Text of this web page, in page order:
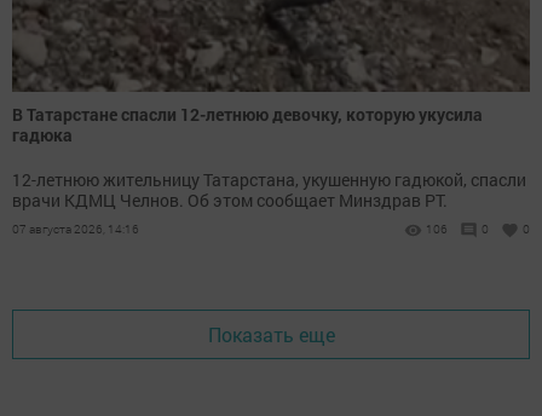
В Татарстане спасли 12-летнюю девочку, которую укусила
гадюка
12-летнюю жительницу Татарстана, укушенную гадюкой, спасли
врачи КДМЦ Челнов. Об этом сообщает Минздрав РТ.
07 августа 2026, 14:16 106 0 0
Показать еще